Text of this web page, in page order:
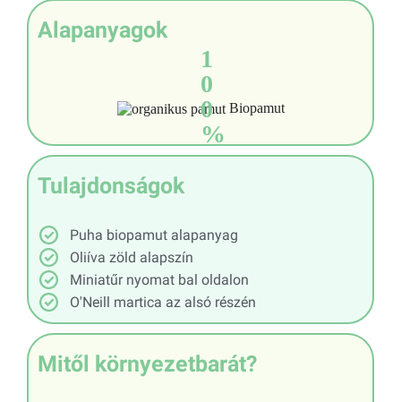
Alapanyagok
1
0
0
%
Biopamut
Tulajdonságok
Puha biopamut alapanyag
Oliíva zöld alapszín
Miniatűr nyomat bal oldalon
O'Neill martica az alsó részén
Mitől környezetbarát?